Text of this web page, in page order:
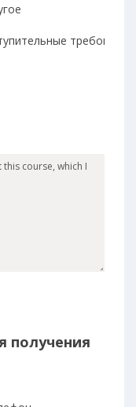
требования
получения